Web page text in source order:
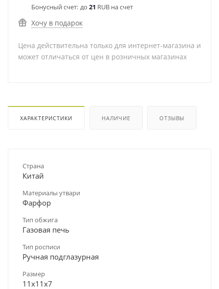
Бонусный счет: до 21 RUB на счет
Хочу в подарок
Цена действительна только для интернет-магазина и
может отличаться от цен в розничных магазинах
ХАРАКТЕРИСТИКИ НАЛИЧИЕ ОТЗЫВЫ
Страна
Китай
Материалы утвари
Фарфор
Тип обжига
Газовая печь
Тип росписи
Ручная подглазурная
Размер
11х11х7